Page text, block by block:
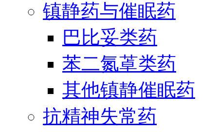
镇静药与催眠药
巴比妥类药
苯二氮䓬类药
其他镇静催眠药
抗精神失常药